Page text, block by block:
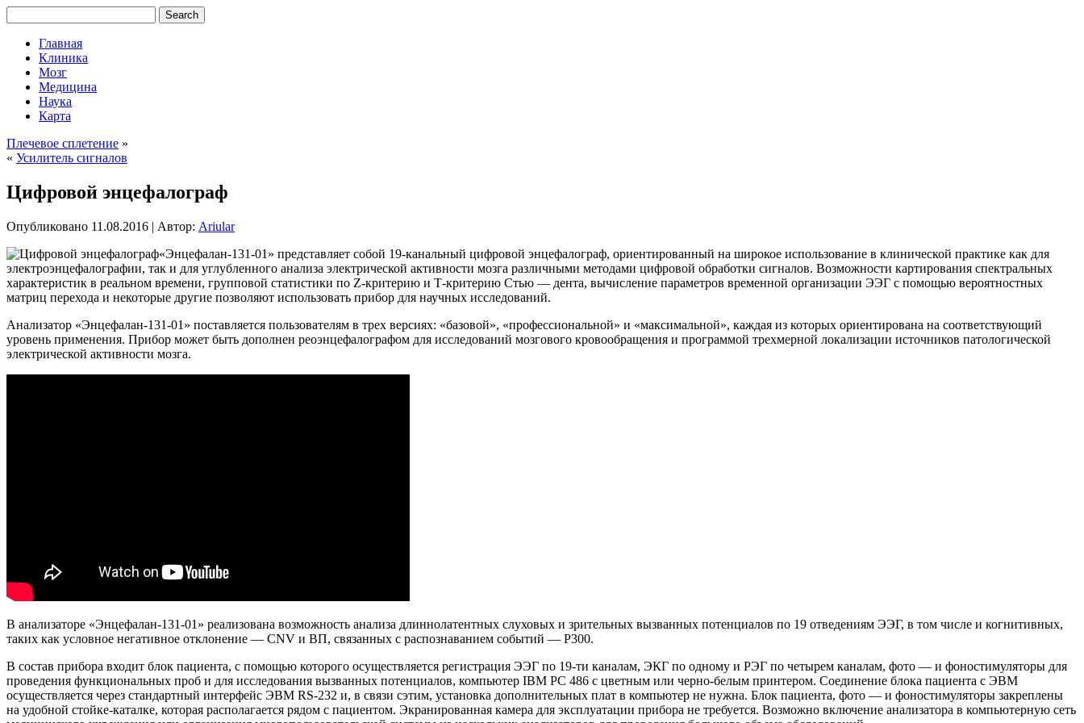
Главная
Клиника
Мозг
Медицина
Наука
Карта
Плечевое сплетение »
« Усилитель сигналов
Цифровой энцефалограф
Опубликовано 11.08.2016 | Автор: Ariular
«Энцефалан-131-01» представляет собой 19-канальный цифровой энцефалограф, ориентированный на широкое использование в клинической практике как для
электроэнцефалографии, так и для углубленного анализа электрической активности мозга различными методами цифровой обработки сигналов. Возможности картирования спектральных
характеристик в реальном времени, групповой статистики по Z-критерию и Т-критерию Стью — дента, вычисление параметров временной организации ЭЭГ с помощью вероятностных
матриц перехода и некоторые другие позволяют использовать прибор для научных исследований.
Анализатор «Энцефалан-131-01» поставляется пользователям в трех версиях: «базовой», «профессиональной» и «максимальной», каждая из которых ориентирована на соответствующий
уровень применения. Прибор может быть дополнен реоэнцефалографом для исследований мозгового кровообращения и программой трехмерной локализации источников патологической
электрической активности мозга.
В анализаторе «Энцефалан-131-01» реализована возможность анализа длиннолатентных слуховых и зрительных вызванных потенциалов по 19 отведениям ЭЭГ, в том числе и когнитивных,
таких как условное негативное отклонение — CNV и ВП, связанных с распознаванием событий — Р300.
В состав прибора входит блок пациента, с помощью которого осуществляется регистрация ЭЭГ по 19-ти каналам, ЭКГ по одному и РЭГ по четырем каналам, фото — и фоностимуляторы для
проведения функциональных проб и для исследования вызванных потенциалов, компьютер IBM PC 486 с цветным или черно-белым принтером. Соединение блока пациента с ЭВМ
осуществляется через стандартный интерфейс ЭВМ RS-232 и, в связи сэтим, установка дополнительных плат в компьютер не нужна. Блок пациента, фото — и фоностимуляторы закреплены
на удобной стойке-каталке, которая располагается рядом с пациентом. Экранированная камера для эксплуатации прибора не требуется. Возможно включение анализатора в компьютерную сеть